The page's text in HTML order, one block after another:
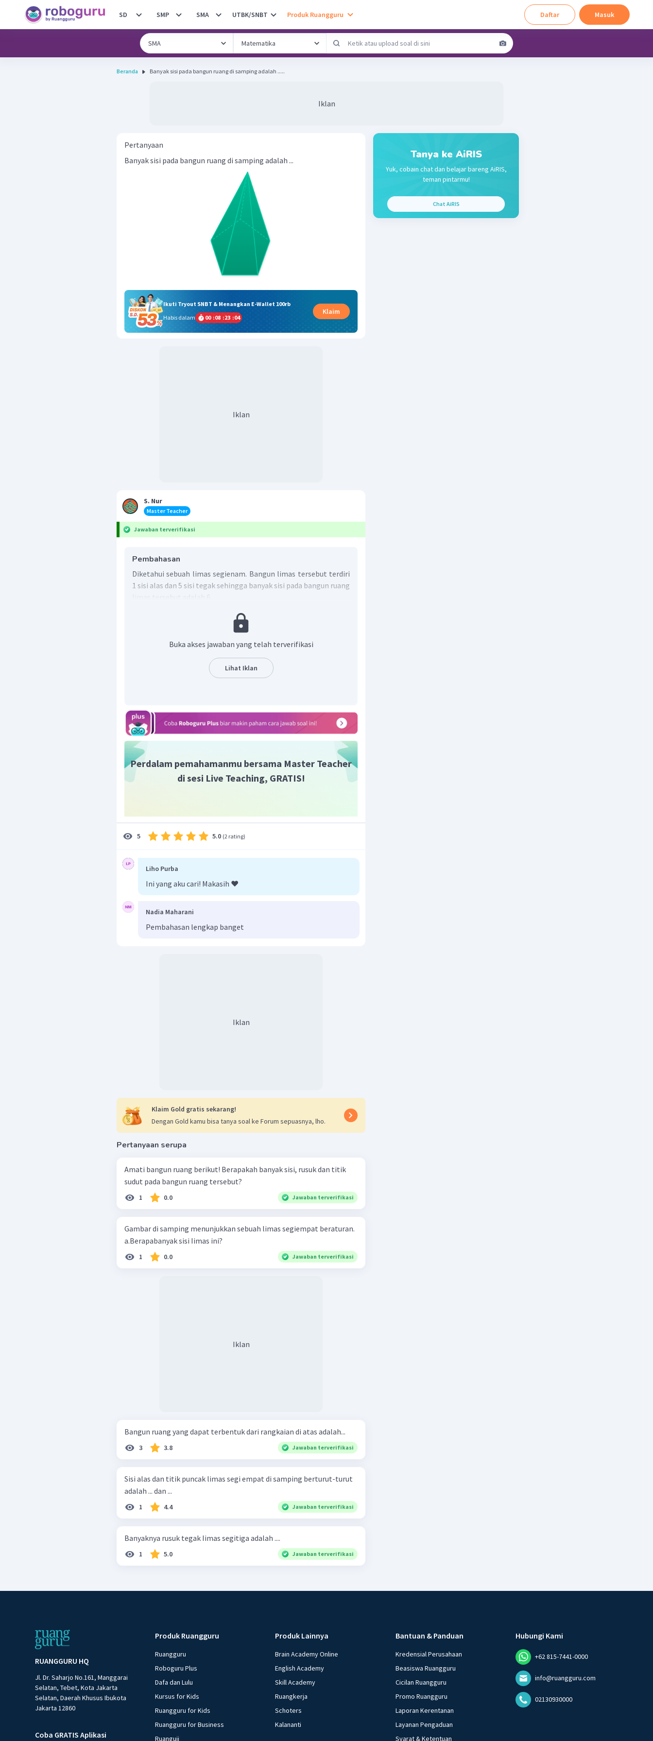
SD SMP SMA UTBK/SNBT Produk Ruangguru Daftar Masuk
Beranda Banyak sisi pada bangun ruang di samping adalah .....
Iklan
Pertanyaan
Banyak sisi pada bangun ruang di samping adalah ...
Ikuti Tryout SNBT & Menangkan E-Wallet 100rb
Habis dalam
00 :08 :23 :04
Klaim
Iklan
S. Nur
Master Teacher
Jawaban terverifikasi
Pembahasan
Diketahui sebuah limas segienam. Bangun limas tersebut terdiri
1 sisi alas dan 5 sisi tegak sehingga banyak sisi pada bangun ruang
limas tersebut adalah 6.
Buka akses jawaban yang telah terverifikasi
Lihat Iklan
Perdalam pemahamanmu bersama Master Teacher
di sesi Live Teaching, GRATIS!
5 5.0 (2 rating)
Liho Purba
Ini yang aku cari! Makasih ❤️
Nadia Maharani
Pembahasan lengkap banget
Iklan
Klaim Gold gratis sekarang!
Dengan Gold kamu bisa tanya soal ke Forum sepuasnya, lho.
Pertanyaan serupa
Amati bangun ruang berikut! Berapakah banyak sisi, rusuk dan titik
sudut pada bangun ruang tersebut?
1 0.0 Jawaban terverifikasi
Gambar di samping menunjukkan sebuah limas segiempat beraturan.
a.Berapabanyak sisi Iimas ini?
1 0.0 Jawaban terverifikasi
Iklan
Bangun ruang yang dapat terbentuk dari rangkaian di atas adalah...
3 3.8 Jawaban terverifikasi
Sisi alas dan titik puncak limas segi empat di samping berturut-turut
adalah ... dan ...
1 4.4 Jawaban terverifikasi
Banyaknya rusuk tegak Iimas segitiga adalah ....
1 5.0 Jawaban terverifikasi
Tanya ke AiRIS
Yuk, cobain chat dan belajar bareng AiRIS,
teman pintarmu!
Chat AiRIS
RUANGGURU HQ
Jl. Dr. Saharjo No.161, Manggarai
Selatan, Tebet, Kota Jakarta
Selatan, Daerah Khusus Ibukota
Jakarta 12860
Coba GRATIS Aplikasi
Produk Ruangguru
Ruangguru
Roboguru Plus
Dafa dan Lulu
Kursus for Kids
Ruangguru for Kids
Ruangguru for Business
Ruanguji
Produk Lainnya
Brain Academy Online
English Academy
Skill Academy
Ruangkerja
Schoters
Kalananti
Bantuan & Panduan
Kredensial Perusahaan
Beasiswa Ruangguru
Cicilan Ruangguru
Promo Ruangguru
Laporan Kerentanan
Layanan Pengaduan
Syarat & Ketentuan
Hubungi Kami
+62 815-7441-0000
info@ruangguru.com
02130930000